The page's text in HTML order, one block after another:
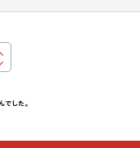
した。